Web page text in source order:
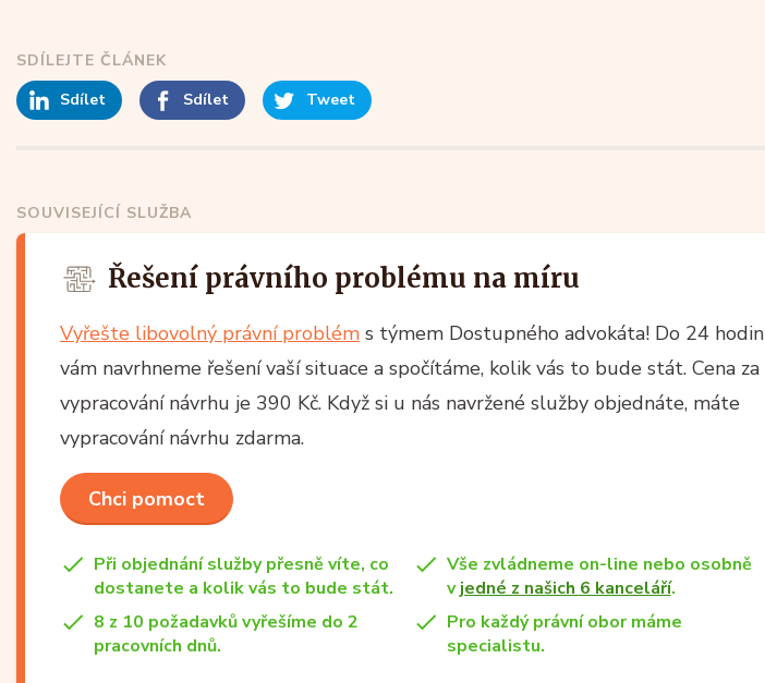
SDÍLEJTE ČLÁNEK
Sdílet
Sdílet Tweet
SOUVISEJÍCÍ SLUŽBA
Řešení právního problému na míru
Vyřešte libovolný právní problém s týmem Dostupného advokáta! Do 24 hodin
vám navrhneme řešení vaší situace a spočítáme, kolik vás to bude stát. Cena za
vypracování návrhu je 390 Kč. Když si u nás navržené služby objednáte, máte
vypracování návrhu zdarma.
Chci pomoct
Při objednání služby přesně víte, co
dostanete a kolik vás to bude stát.
Vše zvládneme on-line nebo osobně
vjedné z našich 6 kanceláří.
8 z 10 požadavků vyřešíme do 2
pracovních dnů.
Pro každý právní obor máme
specialistu.